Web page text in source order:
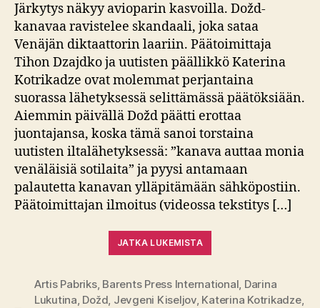
Järkytys näkyy avioparin kasvoilla. Dožd-
kanavaa ravistelee skandaali, joka sataa
Venäjän diktaattorin laariin. Päätoimittaja
Tihon Dzajdko ja uutisten päällikkö Katerina
Kotrikadze ovat molemmat perjantaina
suorassa lähetyksessä selittämässä päätöksiään.
Aiemmin päivällä Dožd päätti erottaa
juontajansa, koska tämä sanoi torstaina
uutisten iltalähetyksessä: ”kanava auttaa monia
venäläisiä sotilaita” ja pyysi antamaan
palautetta kanavan ylläpitämään sähköpostiin.
Päätoimittajan ilmoitus (videossa tekstitys […]
JATKA LUKEMISTA
Artis Pabriks, Barents Press International, Darina
Lukutina, Dožd, Jevgeni Kiseljov, Katerina Kotrikadze,